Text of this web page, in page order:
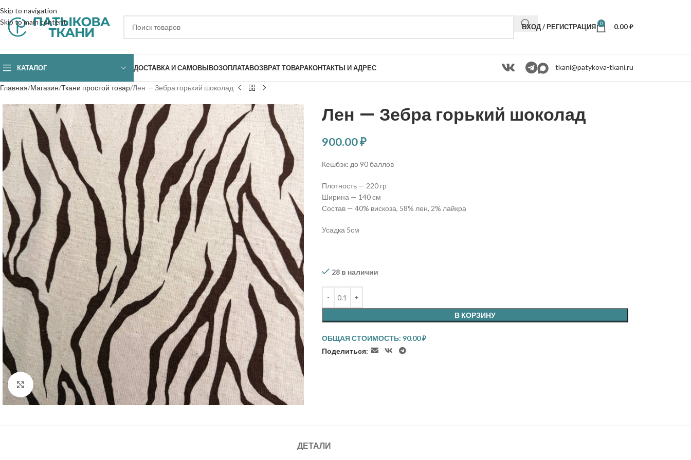
Skip to navigation
Skip to main content
ВХОД / РЕГИСТРАЦИЯ 0 0.00₽
КАТАЛОГ ДОСТАВКА И САМОВЫВОЗОПЛАТАВОЗВРАТ ТОВАРАКОНТАКТЫ И АДРЕС tkani@patykova-tkani.ru
Главная Магазин Ткани простой товар Лен — Зебра горький шоколад
Нажмите, чтобы увеличить
Лен — Зебра горький шоколад
900.00₽
Кешбэк: до 90 баллов
Плотность — 220 гр
Ширина — 140 см
Состав — 40% вискоза, 58% лен, 2% лайкра
Усадка 5см
28 в наличии
В КОРЗИНУ
ОБЩАЯ СТОИМОСТЬ: 90.00₽
Поделиться:
ДЕТАЛИ